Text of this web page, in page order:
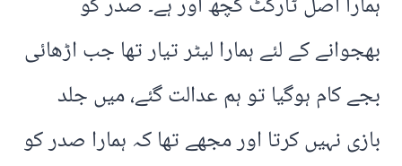
بھجوانے کے لئے ہمارا لیٹر تیار تھا جب اڑھائی
بجے کام ہوگیا تو ہم عدالت گئے، میں جلد
بازی نہیں کرتا اور مجھے تھا کہ ہمارا صدر کو